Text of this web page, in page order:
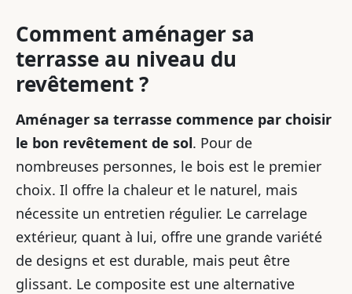
Comment aménager sa
terrasse au niveau du
revêtement ?
Aménager sa terrasse commence par choisir
le bon revêtement de sol. Pour de
nombreuses personnes, le bois est le premier
choix. Il offre la chaleur et le naturel, mais
nécessite un entretien régulier. Le carrelage
extérieur, quant à lui, offre une grande variété
de designs et est durable, mais peut être
glissant. Le composite est une alternative